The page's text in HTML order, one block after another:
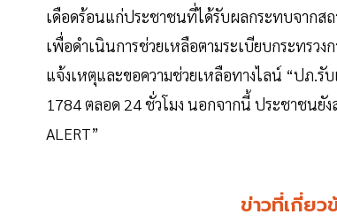
เดือดร้อนแก่ประชาชนที่ได้รับผลกระทบจากส
เพื่อดำเนินการช่วยเหลือตามระเบียบกระทรว
แจ้งเหตุและขอความช่วยเหลือทางไลน์ “ปภ.รั
1784 ตลอด 24 ชั่วโมง นอกจากนี้ ประชาชนยั
ALERT”
ข่าวที่เกี่ยว